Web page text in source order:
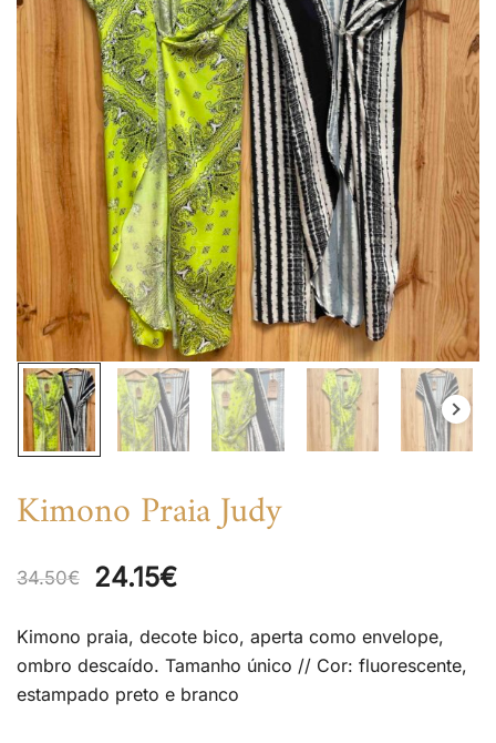
Kimono Praia Judy
34.50€
Original
was:
34.50€.
24.15€Current
is:
24.15€.
Kimono praia, decote bico, aperta como envelope,
ombro descaído. Tamanho único // Cor: fluorescente,
estampado preto e branco